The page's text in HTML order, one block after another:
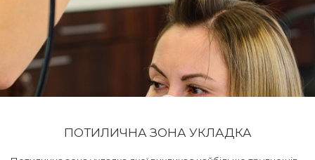
ПОТИЛИЧНА ЗОНА УКЛАДКА